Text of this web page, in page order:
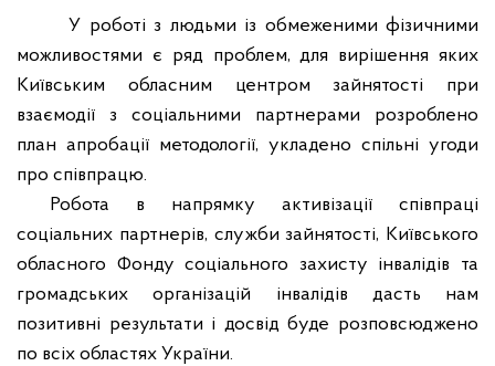
У роботі з людьми із обмеженими фізичними
можливостями є ряд проблем, для вирішення яких
Київським обласним центром зайнятості при
взаємодії з соціальними партнерами розроблено
план апробації методології, укладено спільні угоди
про співпрацю.
Робота в напрямку активізації співпраці
соціальних партнерів, служби зайнятості, Київського
обласного Фонду соціального захисту інвалідів та
громадських організацій інвалідів дасть нам
позитивні результати і досвід буде розповсюджено
по всіх областях України.